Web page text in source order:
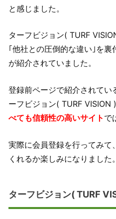
と感じました。
ターフビジョン( TURF
｢他社との圧倒的な違い｣を裏
が紹介されていました。
登録前ページで紹介されてい
ーフビジョン( TURF VISION
べても信頼性の高いサイト で
実際に会員登録を行ってみて
くれるか楽しみになりました。
ターフビジョン( TURF